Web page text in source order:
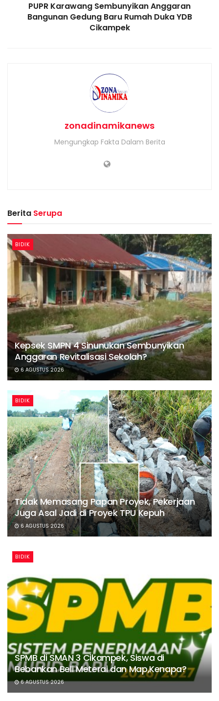
PUPR Karawang Sembunyikan Anggaran
Bangunan Gedung Baru Rumah Duka YDB
Cikampek
zonadinamikanews
Mengungkap Fakta Dalam Berita
Berita Serupa
BIDIK
Kepsek SMPN 4 Sinunukan Sembunyikan
Anggaran Revitalisasi Sekolah?
6 AGUSTUS 2026
BIDIK
Tidak Memasang Papan Proyek, Pekerjaan
Juga Asal Jadi di Proyek TPU Kepuh
6 AGUSTUS 2026
BIDIK
SPMB di SMAN 3 Cikampek, Siswa di
Bebankan Beli Meterai dan Map,Kenapa?
6 AGUSTUS 2026